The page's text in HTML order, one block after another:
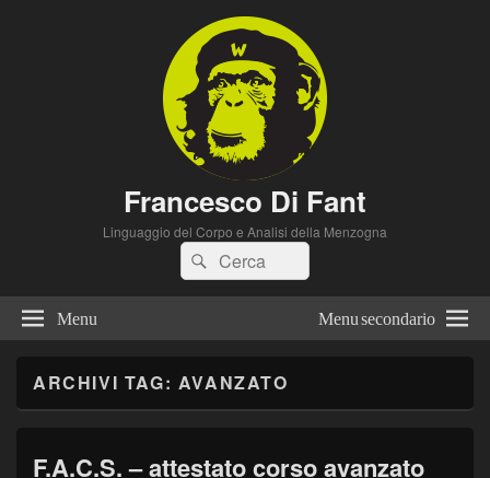
Francesco Di Fant
Linguaggio del Corpo e Analisi della Menzogna
Cerca:Cerca
Menu Menu secondario
ARCHIVI TAG: AVANZATO
F.A.C.S. – attestato corso avanzato